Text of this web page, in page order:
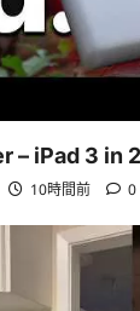
– iPad 3 in
10時間前 0